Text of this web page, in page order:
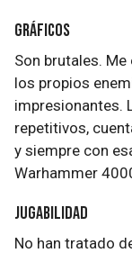
Gráficos
Son brutales.
los propios
impresionantes.
repetitivos,
y siempre con
Warhammer
Jugabilidad
No han tratado